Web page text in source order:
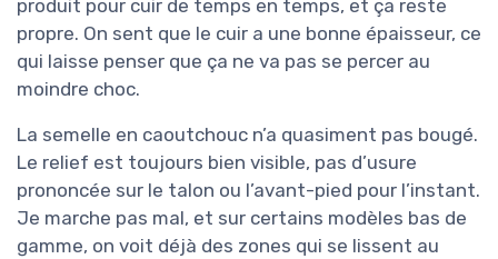
produit pour cuir de temps en temps, et ça reste
propre. On sent que le cuir a une bonne épaisseur, ce
qui laisse penser que ça ne va pas se percer au
moindre choc.
La semelle en caoutchouc n’a quasiment pas bougé.
Le relief est toujours bien visible, pas d’usure
prononcée sur le talon ou l’avant-pied pour l’instant.
Je marche pas mal, et sur certains modèles bas de
gamme, on voit déjà des zones qui se lissent au